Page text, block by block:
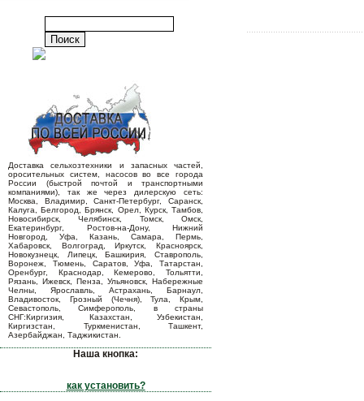
Доставка сельхозтехники и запасных частей,
оросительных систем, насосов во все города
России (быстрой почтой и транспортными
компаниями), так же через дилерскую сеть:
Москва, Владимир, Санкт-Петербург, Саранск,
Калуга, Белгород, Брянск, Орел, Курск, Тамбов,
Новосибирск, Челябинск, Томск, Омск,
Екатеринбург, Ростов-на-Дону, Нижний
Новгород, Уфа, Казань, Самара, Пермь,
Хабаровск, Волгоград, Иркутск, Красноярск,
Новокузнецк, Липецк, Башкирия, Ставрополь,
Воронеж, Тюмень, Саратов, Уфа, Татарстан,
Оренбург, Краснодар, Кемерово, Тольятти,
Рязань, Ижевск, Пенза, Ульяновск, Набережные
Челны, Ярославль, Астрахань, Барнаул,
Владивосток, Грозный (Чечня), Тула, Крым,
Севастополь, Симферополь, в страны
СНГ:Киргизия, Казахстан, Узбекистан,
Киргизстан, Туркменистан, Ташкент,
Азербайджан, Таджикистан.
Наша кнопка:
как установить?